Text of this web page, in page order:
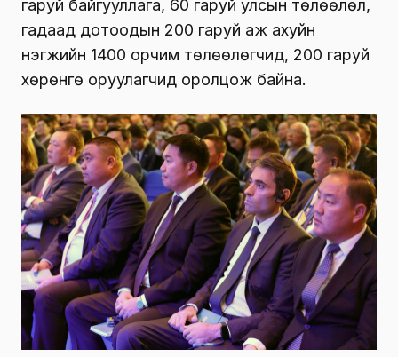
гаруй байгууллага, 60 гаруй улсын төлөөлөл,
гадаад дотоодын 200 гаруй аж ахуйн
нэгжийн 1400 орчим төлөөлөгчид, 200 гаруй
хөрөнгө оруулагчид оролцож байна.